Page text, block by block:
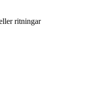
ritningar